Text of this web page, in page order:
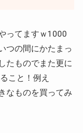
ってますｗ1000
つの間にかたまっ
たものでまた更に
こと！例え
なものを買ってみ